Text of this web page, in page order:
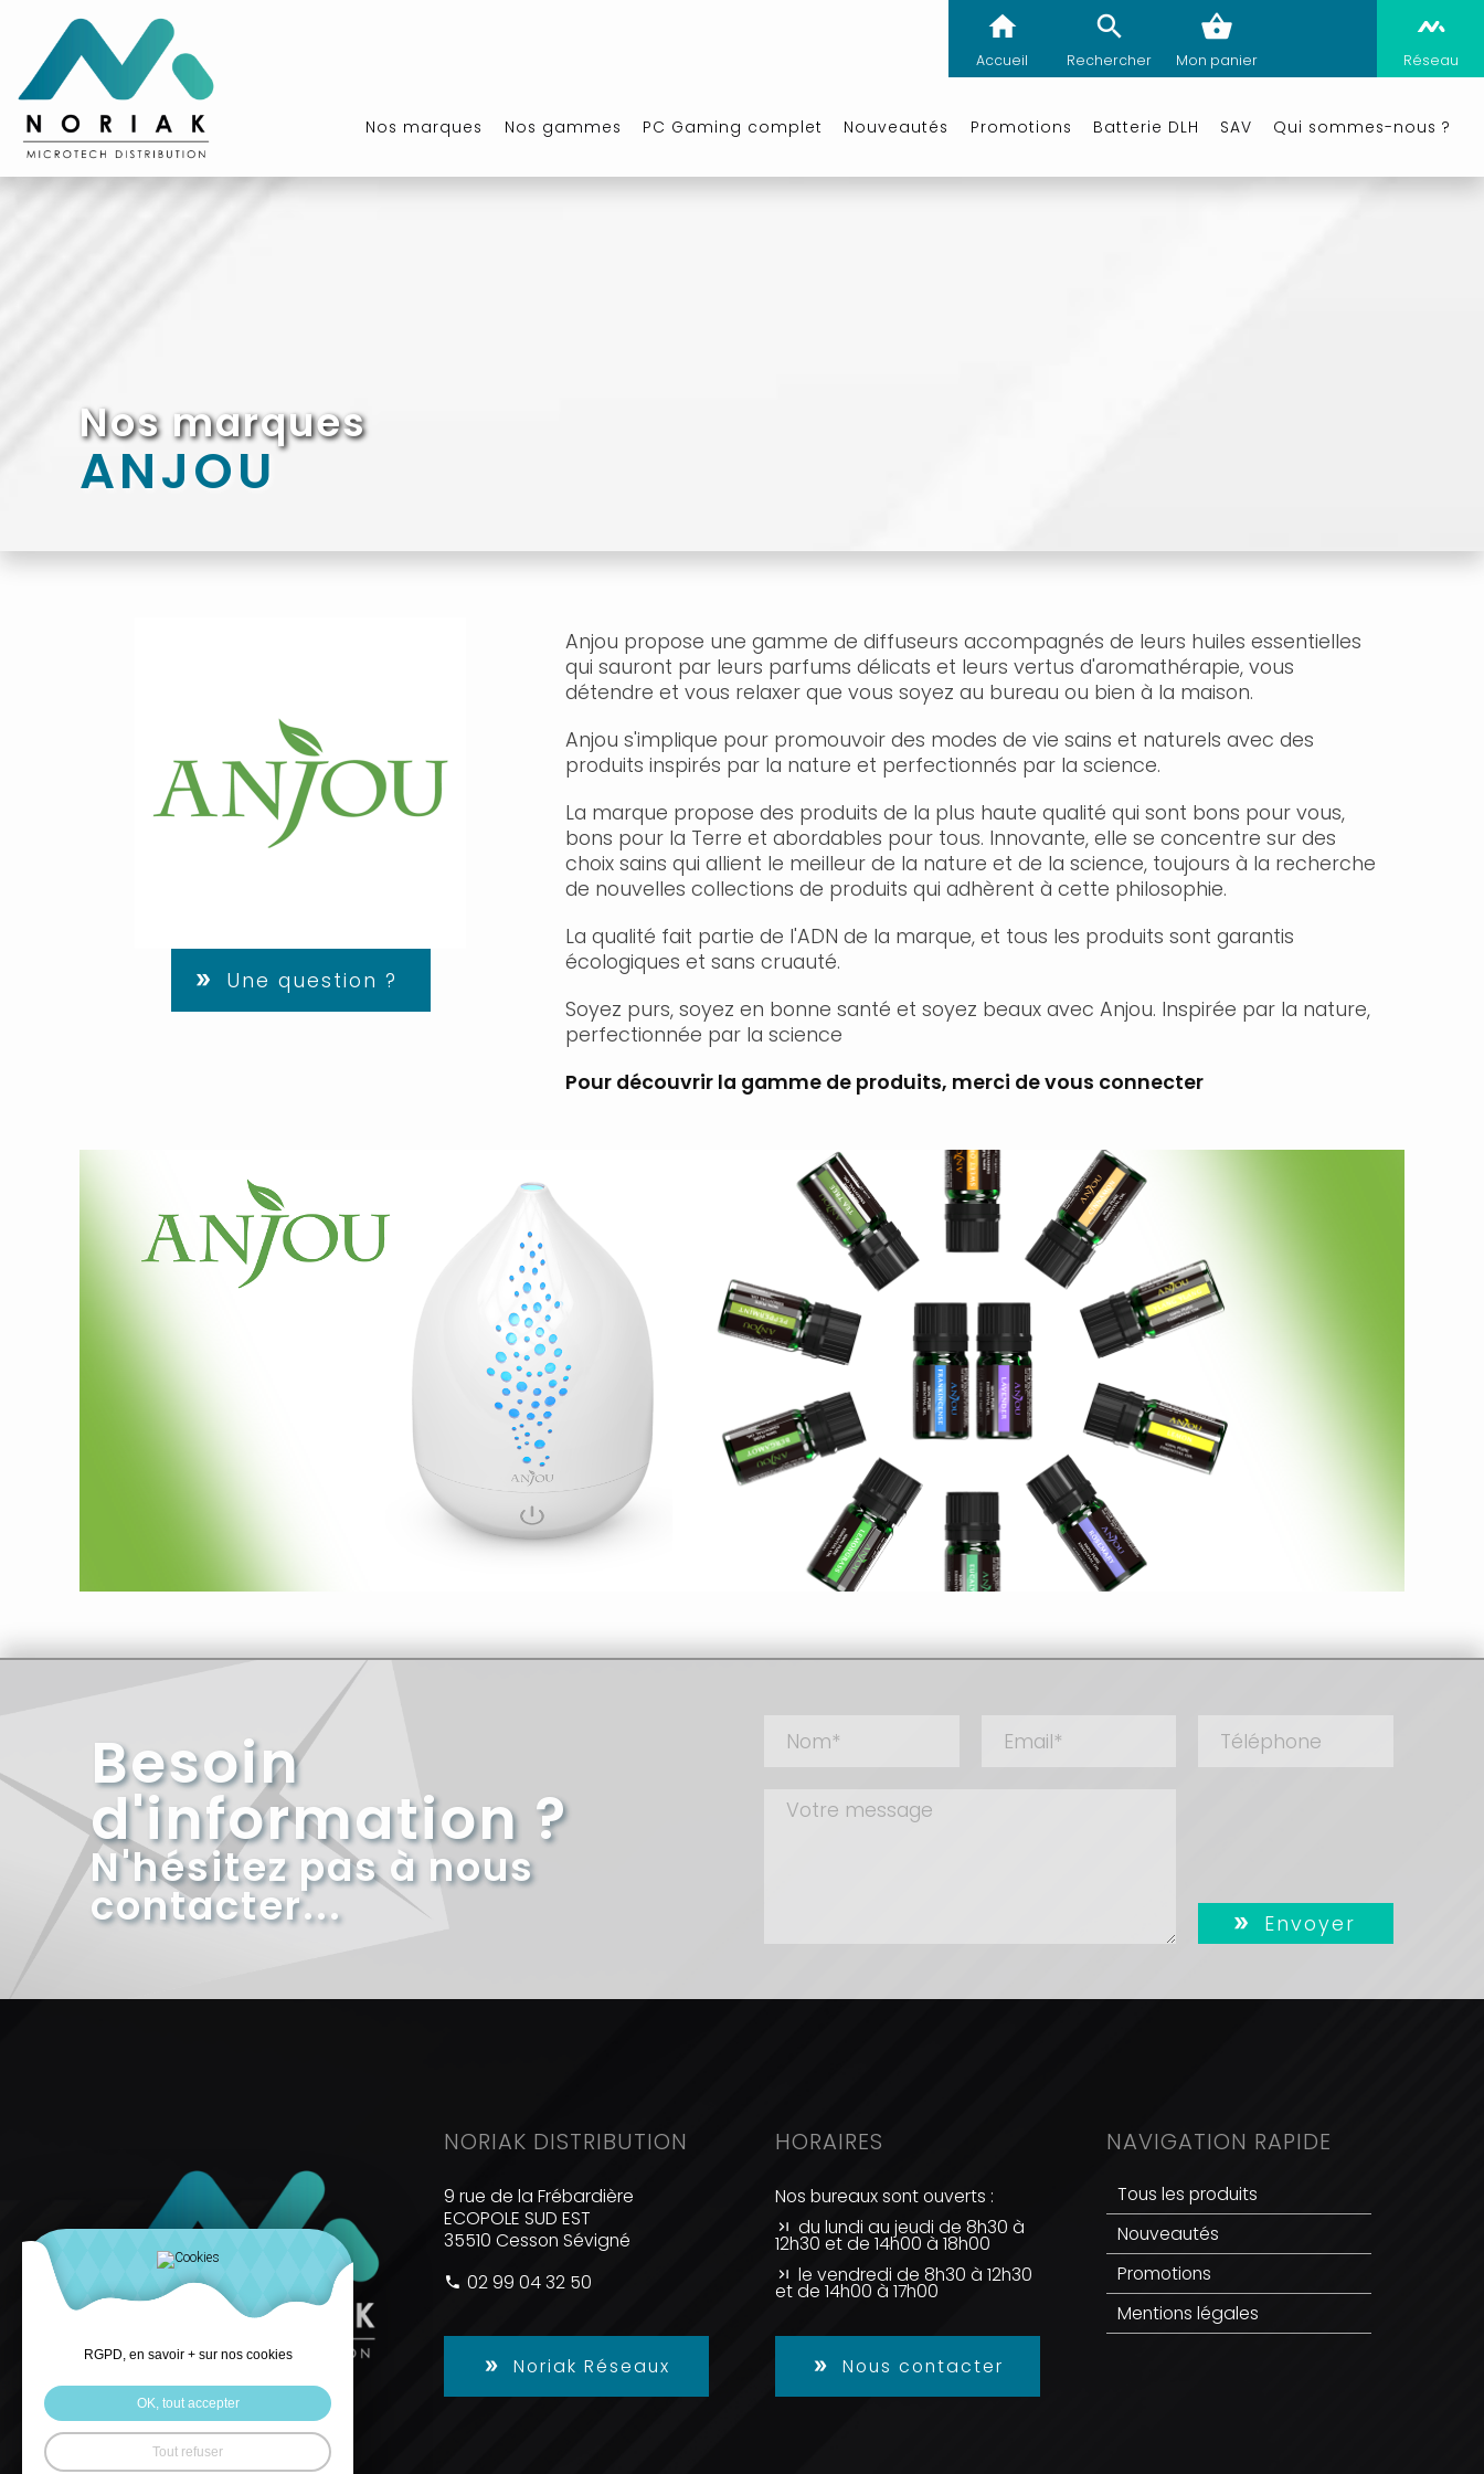
Accueil Rechercher Mon panier Réseau
Nos marques Nos gammes PC Gaming complet Nouveautés Promotions Batterie DLH SAV Qui sommes-nous ?
Nos marques
ANJOU
Une question ?
Anjou propose une gamme de diffuseurs accompagnés de leurs huiles essentielles
qui sauront par leurs parfums délicats et leurs vertus d'aromathérapie, vous
détendre et vous relaxer que vous soyez au bureau ou bien à la maison.
Anjou s'implique pour promouvoir des modes de vie sains et naturels avec des
produits inspirés par la nature et perfectionnés par la science.
La marque propose des produits de la plus haute qualité qui sont bons pour vous,
bons pour la Terre et abordables pour tous. Innovante, elle se concentre sur des
choix sains qui allient le meilleur de la nature et de la science, toujours à la recherche
de nouvelles collections de produits qui adhèrent à cette philosophie.
La qualité fait partie de l'ADN de la marque, et tous les produits sont garantis
écologiques et sans cruauté.
Soyez purs, soyez en bonne santé et soyez beaux avec Anjou. Inspirée par la nature,
perfectionnée par la science
Pour découvrir la gamme de produits, merci de vous connecter
Besoin
d'information ?
N'hésitez pas à nous
contacter... Envoyer
NORIAK DISTRIBUTION
9 rue de la Frébardière
ECOPOLE SUD EST
35510 Cesson Sévigné
02 99 04 32 50
Noriak Réseaux
HORAIRES
Nos bureaux sont ouverts :
du lundi au jeudi de 8h30 à
12h30 et de 14h00 à 18h00
le vendredi de 8h30 à 12h30
et de 14h00 à 17h00
Nous contacter
NAVIGATION RAPIDE
Tous les produits
Nouveautés
Promotions
Mentions légales
RGPD, en savoir + sur nos cookies
OK, tout accepter
Tout refuser